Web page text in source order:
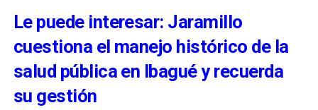
Le puede interesar: Jaramillo
cuestiona el manejo histórico de la
salud pública en Ibagué y recuerda
su gestión